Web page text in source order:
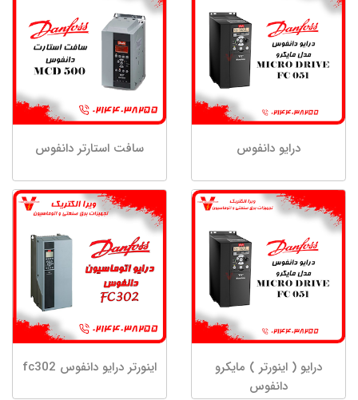
درایو دانفوس سافت استارتر دانفوس
درایو ( اینورتر ) مایکرو
دانفوس
اینورتر درایو دانفوس fc302